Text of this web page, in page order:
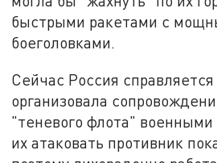
быстрыми ракетами с
боеголовками.
Сейчас Россия справляется
организовала
"теневого флота"
их атаковать противник